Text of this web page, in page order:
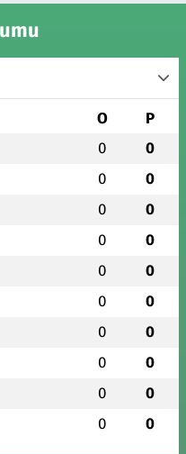
O P
0 0
0 0
0 0
0 0
0 0
0 0
0 0
0 0
0 0
0 0